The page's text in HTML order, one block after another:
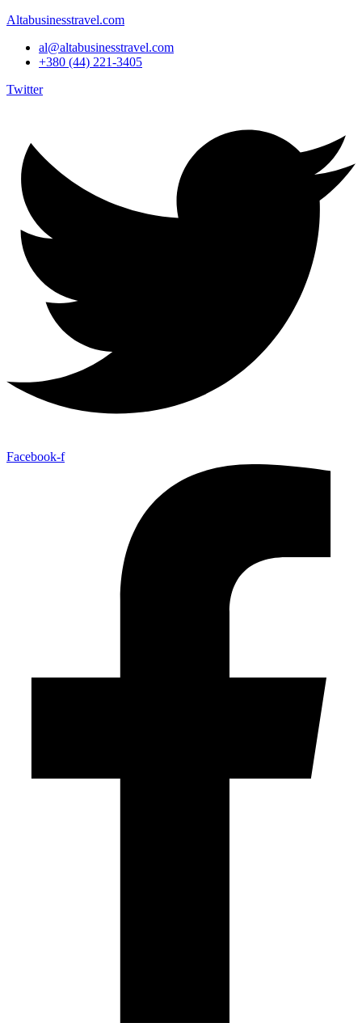
Altabusinesstravel.com
al@altabusinesstravel.com
+380 (44) 221-3405
Twitter
Facebook-f